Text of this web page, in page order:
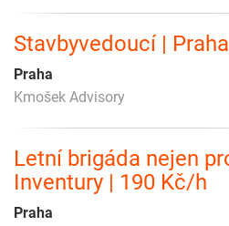
Stavbyvedoucí |
Praha
Kmošek Advisory
Letní brigáda nejen
Inventury | 190 Kč/h
Praha